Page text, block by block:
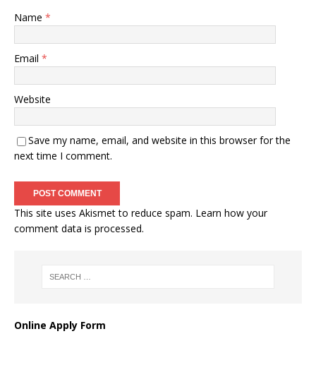
Name *
Email *
Website
Save my name, email, and website in this browser for the
next time I comment.
This site uses Akismet to reduce spam. Learn how your
comment data is processed.
Online Apply Form